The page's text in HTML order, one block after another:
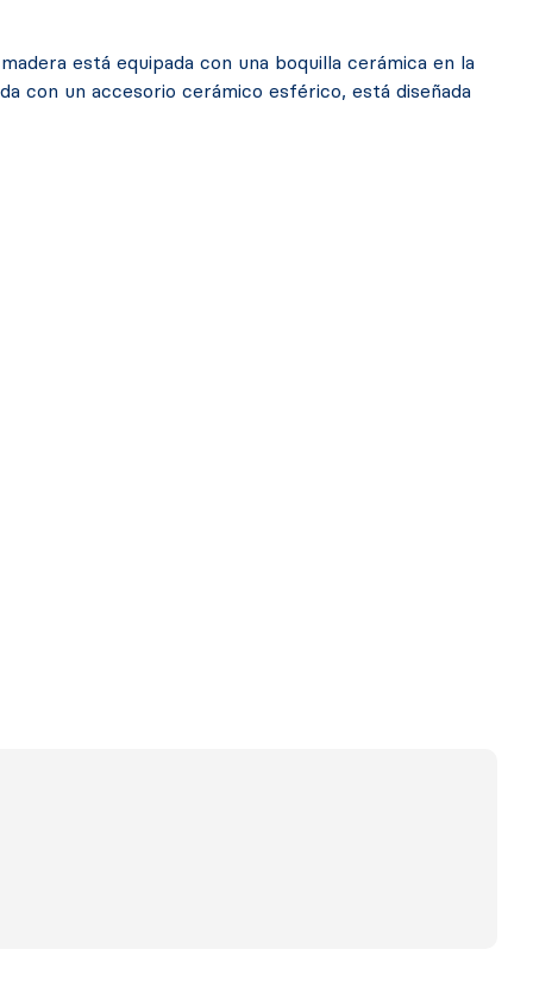
está equipada con una boquilla cerámica en la
con un accesorio cerámico esférico, está diseñada